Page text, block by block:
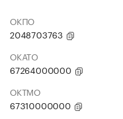
ОКПО
2048703763
ОКАТО
67264000000
ОКТМО
67310000000